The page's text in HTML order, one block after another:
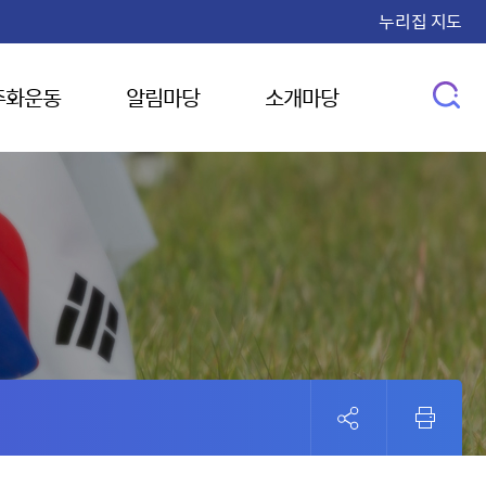
누리집 지도
운동 알림마당 소개마당